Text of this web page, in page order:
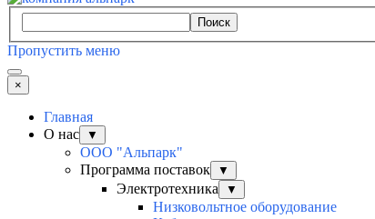
Поиск
Пропустить меню
×
Главная
О нас
▼
ООО "Альпарк"
Программа поставок
▼
Электротехника ▼
Низковольтное оборудование